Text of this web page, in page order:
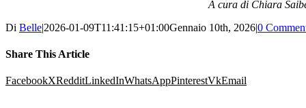
A cura di Chiara
Di Belle|2026-01-09T11:41:15+01:00Gennaio 10th, 2026|0
Share This Article
FacebookXRedditLinkedInWhatsAppPinterestVkEmail